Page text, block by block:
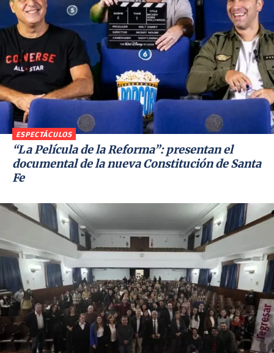
ESPECTÁCULOS
“La Película de la Reforma”: presentan el
documental de la nueva Constitución de Santa
Fe